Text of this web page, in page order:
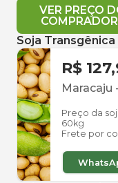
VER PREÇO
Soja
R$
Maracaju -
Preço da
60kg
Frete por